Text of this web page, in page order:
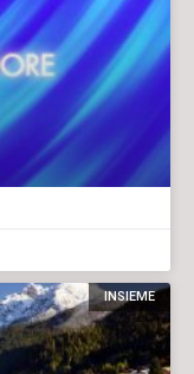
INSIEME